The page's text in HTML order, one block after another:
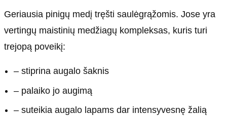
Geriausia pinigų medį tręšti saulėgrąžomis. Jose yra
vertingų maistinių medžiagų kompleksas, kuris turi
trejopą poveikį:
– stiprina augalo šaknis
– palaiko jo augimą
– suteikia augalo lapams dar intensyvesnę žalią